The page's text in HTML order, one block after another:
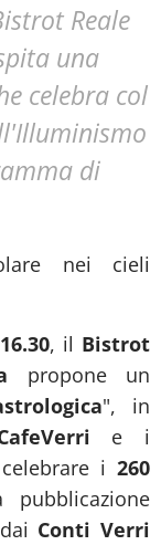
Reale
una
celebra col
di
nei cieli
, il Bistrot
propone un
", in
e i
i 260
Conti Verri